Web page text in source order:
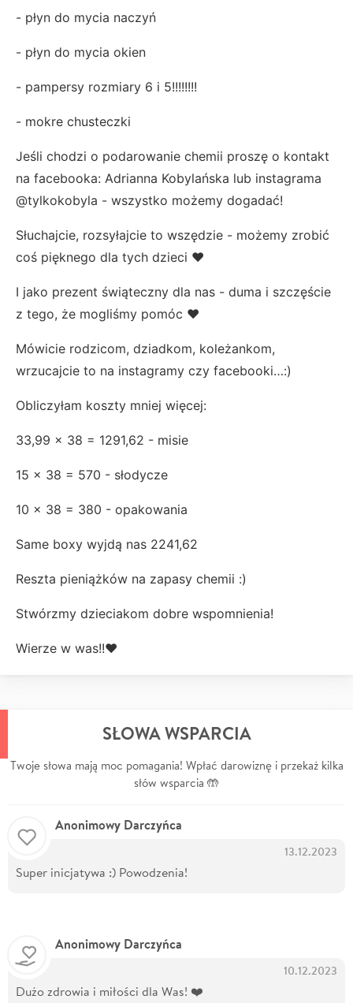
- płyn do mycia naczyń
- płyn do mycia okien
- pampersy rozmiary 6 i 5!!!!!!!!
- mokre chusteczki
Jeśli chodzi o podarowanie chemii proszę o kontakt
na facebooka: Adrianna Kobylańska lub instagrama
@tylkokobyla - wszystko możemy dogadać!
Słuchajcie, rozsyłajcie to wszędzie - możemy zrobić
coś pięknego dla tych dzieci ❤️
I jako prezent świąteczny dla nas - duma i szczęście
z tego, że mogliśmy pomóc ❤️
Mówicie rodzicom, dziadkom, koleżankom,
wrzucajcie to na instagramy czy facebooki…:)
Obliczyłam koszty mniej więcej:
33,99 x 38 = 1291,62 - misie
15 x 38 = 570 - słodycze
10 x 38 = 380 - opakowania
Same boxy wyjdą nas 2241,62
Reszta pieniążków na zapasy chemii :)
Stwórzmy dzieciakom dobre wspomnienia!
Wierze w was!!❤️
SŁOWA WSPARCIA
Twoje słowa mają moc pomagania! Wpłać darowiznę i przekaż kilka
słów wsparcia 🤲
Anonimowy Darczyńca
13.12.2023
Super inicjatywa :) Powodzenia!
Anonimowy Darczyńca
10.12.2023
Dużo zdrowia i miłości dla Was! ❤️